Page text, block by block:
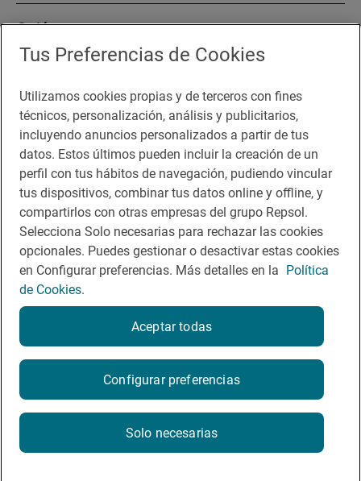
Quiénes somos
Sala de prensa
Te puede interesar
Aviso legal
Contacto
Normas participación en RRSS
Política de privacidad
Tus Preferencias de Cookies
Utilizamos cookies propias y de terceros con fines
técnicos, personalización, análisis y publicitarios,
incluyendo anuncios personalizados a partir de tus
datos. Estos últimos pueden incluir la creación de un
perfil con tus hábitos de navegación, pudiendo vincular
tus dispositivos, combinar tus datos online y offline, y
compartirlos con otras empresas del grupo Repsol.
Selecciona Solo necesarias para rechazar las cookies
opcionales. Puedes gestionar o desactivar estas cookies
en Configurar preferencias. Más detalles en la Política
de Cookies.
Configurar preferencias
Solo necesarias
Aceptar todas